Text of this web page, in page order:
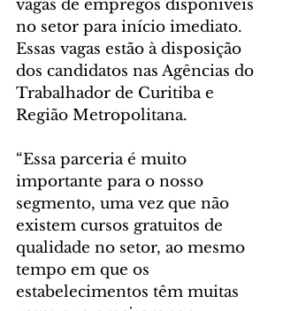
vagas de empregos disponíveis
no setor para início imediato.
Essas vagas estão à disposição
dos candidatos nas Agências do
Trabalhador de Curitiba e
Região Metropolitana.
“Essa parceria é muito
importante para o nosso
segmento, uma vez que não
existem cursos gratuitos de
qualidade no setor, ao mesmo
tempo em que os
estabelecimentos têm muitas